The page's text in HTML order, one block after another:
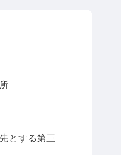
とする第三